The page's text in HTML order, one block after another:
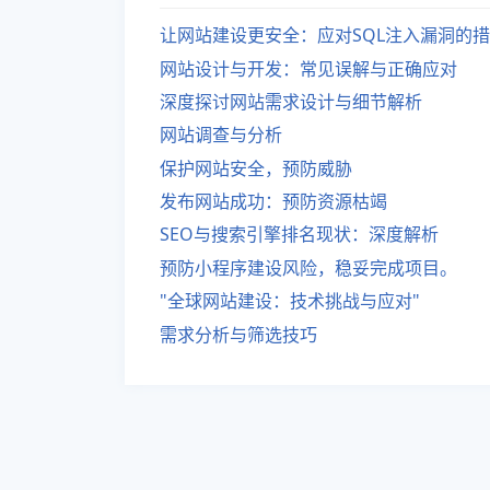
让网站建设更安全：应对SQL注入漏洞的
网站设计与开发：常见误解与正确应对
深度探讨网站需求设计与细节解析
网站调查与分析
保护网站安全，预防威胁
发布网站成功：预防资源枯竭
SEO与搜索引擎排名现状：深度解析
预防小程序建设风险，稳妥完成项目。
"全球网站建设：技术挑战与应对"
需求分析与筛选技巧